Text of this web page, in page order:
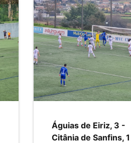
Águias de Eiriz, 3 -
Citânia de Sanfins, 1